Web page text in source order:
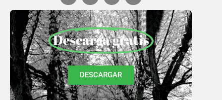
Descarga gratis
DESCARGAR